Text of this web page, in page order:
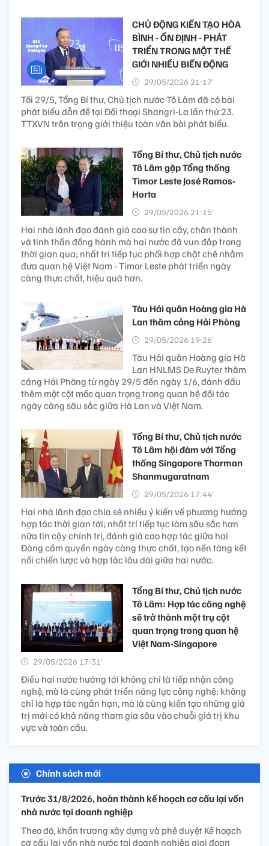
CHỦ ĐỘNG KIẾN TẠO HÒA
BÌNH - ỔN ĐỊNH - PHÁT
TRIỂN TRONG MỘT THẾ
GIỚI NHIỀU BIẾN ĐỘNG
29/05/2026 21:17’
Tối 29/5, Tổng Bí thư, Chủ tịch nước Tô Lâm đã có bài
phát biểu dẫn đề tại Đối thoại Shangri-La lần thứ 23.
TTXVN trân trọng giới thiệu toàn văn bài phát biểu.
Tổng Bí thư, Chủ tịch nước
Tô Lâm gặp Tổng thống
Timor Leste José Ramos-
Horta
29/05/2026 21:15’
Hai nhà lãnh đạo đánh giá cao sự tin cậy, chân thành
và tinh thần đồng hành mà hai nước đã vun đắp trong
thời gian qua; nhất trí tiếp tục phối hợp chặt chẽ nhằm
đưa quan hệ Việt Nam - Timor Leste phát triển ngày
càng thực chất, hiệu quả hơn.
Tàu Hải quân Hoàng gia Hà
Lan thăm cảng Hải Phòng
29/05/2026 19:26’
Tàu Hải quân Hoàng gia Hà
Lan HNLMS De Ruyter thăm
cảng Hải Phòng từ ngày 29/5 đến ngày 1/6, đánh dấu
thêm một cột mốc quan trọng trong quan hệ đối tác
ngày càng sâu sắc giữa Hà Lan và Việt Nam.
Tổng Bí thư, Chủ tịch nước
Tô Lâm hội đàm với Tổng
thống Singapore Tharman
Shanmugaratnam
29/05/2026 17:44’
Hai nhà lãnh đạo chia sẻ nhiều ý kiến về phương hướng
hợp tác thời gian tới; nhất trí tiếp tục làm sâu sắc hơn
nữa tin cậy chính trị, đánh giá cao hợp tác giữa hai
Đảng cầm quyền ngày càng thực chất, tạo nền tảng kết
nối chiến lược và hợp tác lâu dài giữa hai nước.
Tổng Bí thư, Chủ tịch nước
Tô Lâm: Hợp tác công nghệ
sẽ trở thành một trụ cột
quan trọng trong quan hệ
Việt Nam-Singapore
29/05/2026 17:31’
Điều hai nước hướng tới không chỉ là tiếp nhận công
nghệ, mà là cùng phát triển năng lực công nghệ; không
chỉ là hợp tác ngắn hạn, mà là cùng kiến tạo những giá
trị mới có khả năng tham gia sâu vào chuỗi giá trị khu
vực và toàn cầu.
Chính sách mới
Trước 31/8/2026, hoàn thành kế hoạch cơ cấu lại vốn
nhà nước tại doanh nghiệp
Theo đó, khẩn trương xây dựng và phê duyệt Kế hoạch
cơ cấu lại vốn nhà nước tại doanh nghiệp giai đoạn